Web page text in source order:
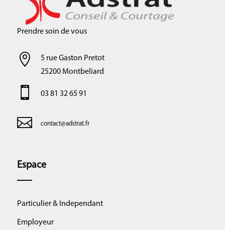
Prendre soin de vous

5 rue Gaston Pretot
25200 Montbeliard
 03 81 32 65 91
 contact@adstrat.fr
Espace
Particulier & Independant
Employeur